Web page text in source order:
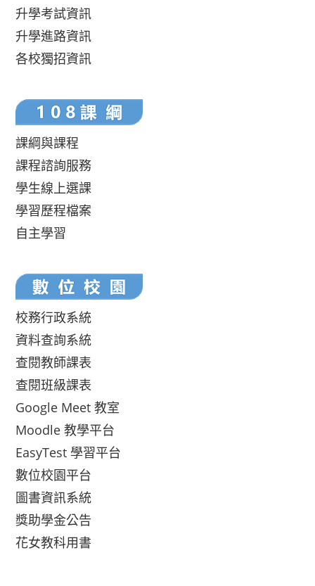
升學考試資訊
升學進路資訊
各校獨招資訊
課綱與課程
課程諮詢服務
學生線上選課
學習歷程檔案
自主學習
校務行政系統
資料查詢系統
查閱教師課表
查閱班級課表
Google Meet 教室
Moodle 教學平台
EasyTest 學習平台
數位校園平台
圖書資訊系統
獎助學金公告
花女教科用書